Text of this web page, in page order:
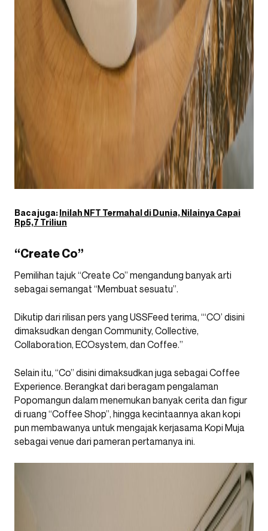
Baca juga:Inilah NFT Termahal di Dunia, Nilainya Capai
Rp5,7 Triliun
“Create Co”
Pemilihan tajuk “Create Co” mengandung banyak arti
sebagai semangat “Membuat sesuatu”.
Dikutip dari rilisan pers yang USSFeed terima, “‘CO’ disini
dimaksudkan dengan Community, Collective,
Collaboration, ECOsystem, dan Coffee.”
Selain itu, “Co” disini dimaksudkan juga sebagai Coffee
Experience. Berangkat dari beragam pengalaman
Popomangun dalam menemukan banyak cerita dan figur
di ruang “Coffee Shop”, hingga kecintaannya akan kopi
pun membawanya untuk mengajak kerjasama Kopi Muja
sebagai venue dari pameran pertamanya ini.